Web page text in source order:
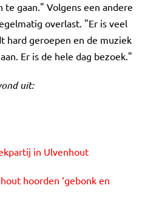
te gaan." Volgens een andere
overlast. "Er is veel
hard geroepen en de muziek
Er is de hele dag bezoek."
uit:
in Ulvenhout
hoorden ‘gebonk en